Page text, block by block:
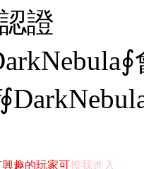
證
趣的玩家可按我進入